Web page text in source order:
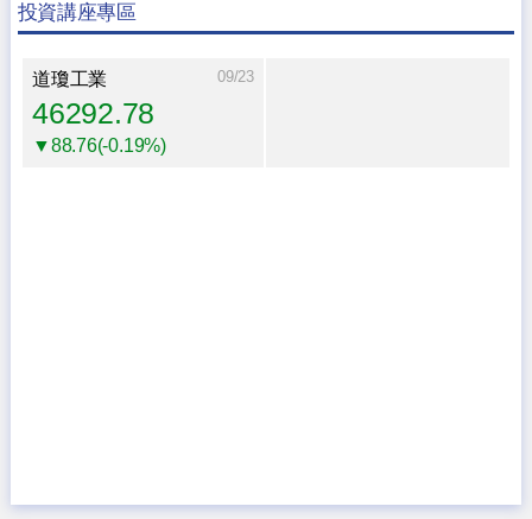
投資講座專區
道瓊工業 09/23
46292.78
▼88.76(-0.19%)